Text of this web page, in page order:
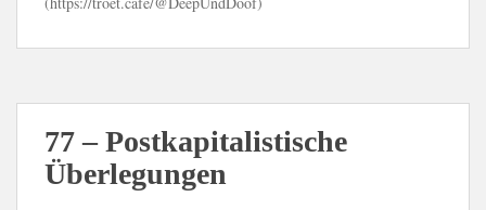
77 – Postkapitalistische
Überlegungen